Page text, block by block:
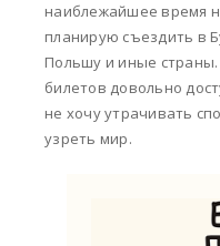
наиблежайшее время
планирую съездить в
Польшу и иные
билетов довольно
не хочу утрачивать
узреть мир.